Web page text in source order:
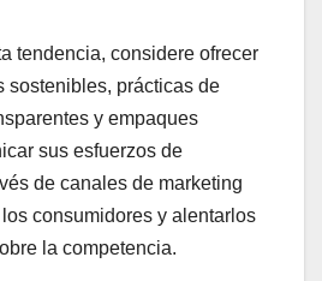
tendencia, considere ofrecer
sostenibles, prácticas de
y empaques
sus esfuerzos de
de canales de marketing
consumidores y alentarlos
la competencia.